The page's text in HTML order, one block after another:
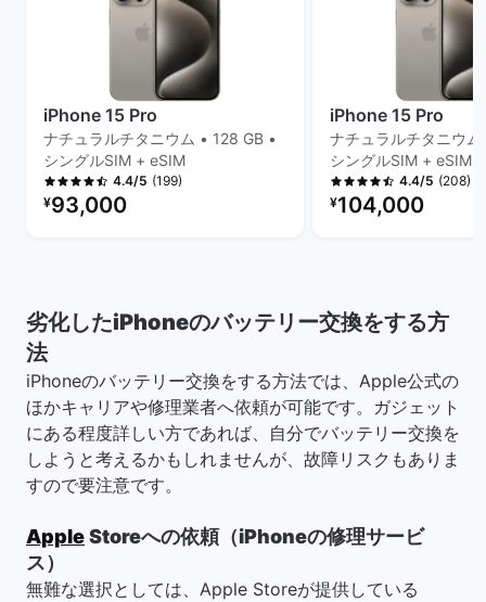
iPhone 15 Pro
ナチュラルチタニウム • 128 GB •
シングルSIM + eSIM
4.4/5 (199)
リファービッシュ品の価格：
¥93,000
iPhone 15 Pro
ナチュラルチタニウ
シングルSIM + eSIM
4.4/5 (208)
リファービッシュ品の
¥104,000
劣化したiPhoneのバッテリー交換をする方
法
iPhoneのバッテリー交換をする方法では、Apple公式の
ほかキャリアや修理業者へ依頼が可能です。ガジェット
にある程度詳しい方であれば、自分でバッテリー交換を
しようと考えるかもしれませんが、故障リスクもありま
すので要注意です。
AppleStoreへの依頼（iPhoneの修理サービ
ス）
無難な選択としては、Apple Storeが提供している